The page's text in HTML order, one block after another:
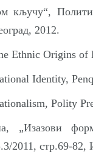
кључу“,
2012.
Ethnic Origins
Identity,
Polity
„Изазови
2011, стр.69-82,